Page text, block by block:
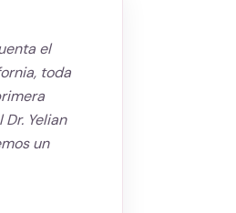
el
toda
Yelian
un